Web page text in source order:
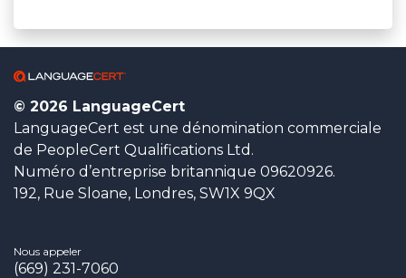
© 2026 LanguageCert
LanguageCert est une dénomination commerciale
de PeopleCert Qualifications Ltd.
Numéro d’entreprise britannique 09620926.
192, Rue Sloane, Londres, SW1X 9QX
Nous appeler
(669) 231-7060